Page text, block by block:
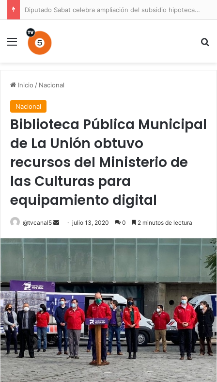
Diputado Sabat celebra ampliación del subsidio hipotecario con viviendas de hasta 6.000 UF
Menú
Inicio / Nacional
Nacional
Biblioteca Pública Municipal
de La Unión obtuvo
recursos del Ministerio de
las Culturas para
equipamiento digital
@tvcanal5
Send
email
julio 13, 2020 0 2 minutos de lectura